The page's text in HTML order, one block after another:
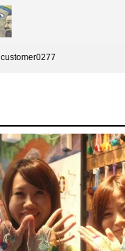
customer0277